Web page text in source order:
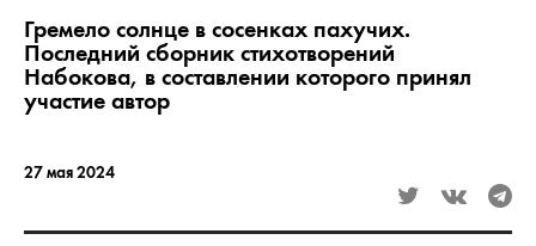
Гремело солнце в сосенках пахучих.
Последний сборник стихотворений
Набокова, в составлении которого принял
участие автор
27 мая 2024